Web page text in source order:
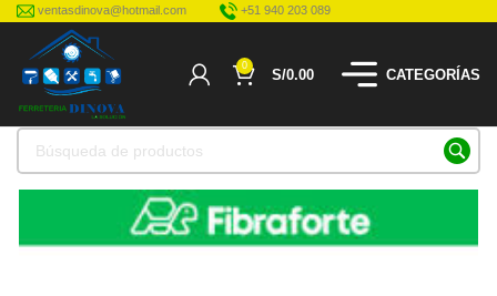
ventasdinova@hotmail.com +51 940 203 089
0
S/0.00 CATEGORÍAS